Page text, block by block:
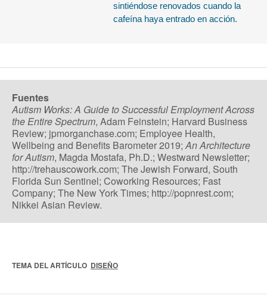
sintiéndose renovados cuando la
cafeína haya entrado en acción.
Fuentes
Autism Works: A Guide to Successful Employment Across
the Entire Spectrum, Adam Feinstein; Harvard Business
Review; jpmorganchase.com; Employee Health,
Wellbeing and Benefits Barometer 2019;An Architecture
for Autism, Magda Mostafa, Ph.D.; Westward Newsletter;
http://trehauscowork.com; The Jewish Forward, South
Florida Sun Sentinel; Coworking Resources; Fast
Company; The New York Times; http://popnrest.com;
Nikkei Asian Review.
TEMA DEL ARTÍCULO DISEÑO